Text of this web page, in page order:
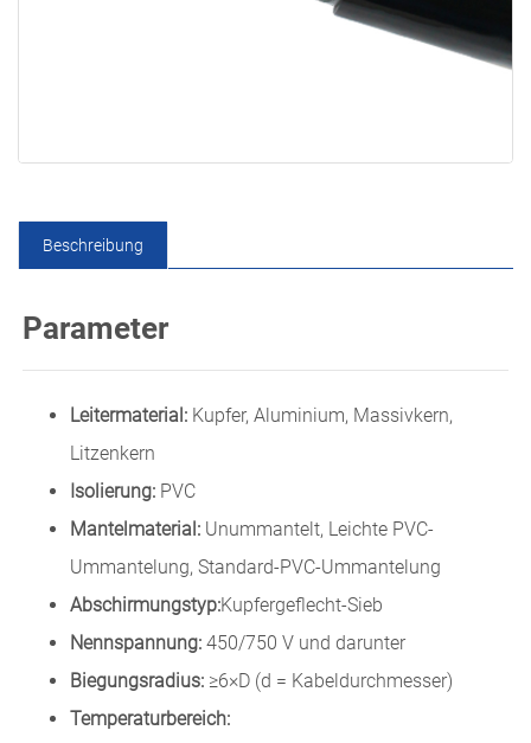
Beschreibung
Parameter
Leitermaterial: Kupfer, Aluminium, Massivkern,
Litzenkern
Isolierung: PVC
Mantelmaterial: Unummantelt, Leichte PVC-
Ummantelung, Standard-PVC-Ummantelung
Abschirmungstyp:Kupfergeflecht-Sieb
Nennspannung: 450/750 V und darunter
Biegungsradius: ≥6×D (d = Kabeldurchmesser)
Temperaturbereich: